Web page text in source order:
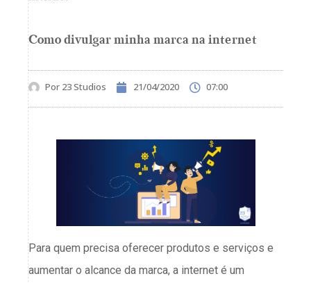
Como divulgar minha marca na internet
Por 23 Studios 21/04/2020 07:00
Para quem precisa oferecer produtos e serviços e
aumentar o alcance da marca, a internet é um